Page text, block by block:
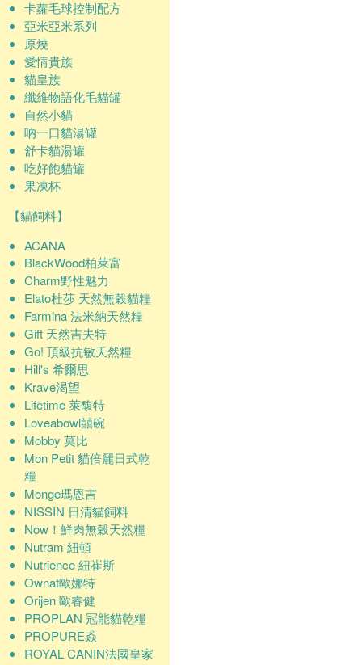
卡蘿毛球控制配方
亞米亞米系列
原燒
愛情貴族
貓皇族
纖維物語化毛貓罐
自然小貓
吶一口貓湯罐
舒卡貓湯罐
吃好飽貓罐
果凍杯
【貓飼料】
ACANA
BlackWood柏萊富
Charm野性魅力
Elato杜莎 天然無穀貓糧
Farmina 法米納天然糧
Gift 天然吉夫特
Go! 頂級抗敏天然糧
Hill's 希爾思
Krave渴望
Lifetime 萊馥特
Loveabowl囍碗
Mobby 莫比
Mon Petit 貓倍麗日式乾
糧
Monge瑪恩吉
NISSIN 日清貓飼料
Now！鮮肉無穀天然糧
Nutram 紐頓
Nutrience 紐崔斯
Ownat歐娜特
Orijen 歐睿健
PROPLAN 冠能貓乾糧
PROPURE猋
ROYAL CANIN法國皇家